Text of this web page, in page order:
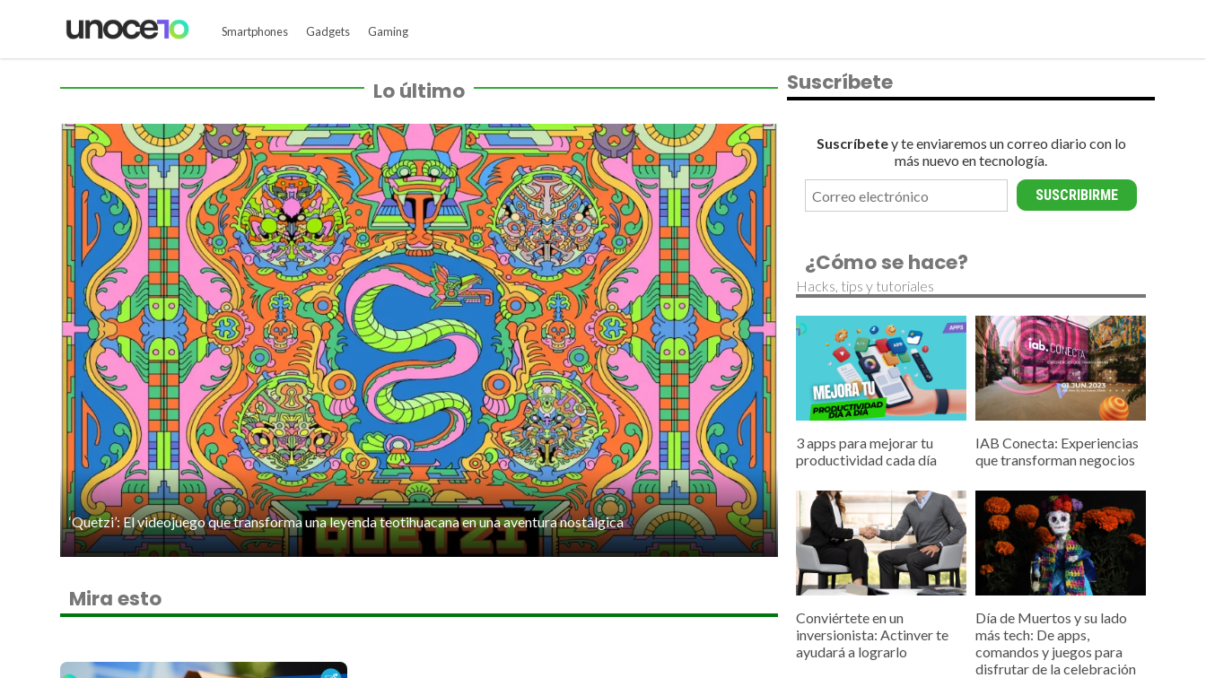
Smartphones Gadgets Gaming
Lo último
‘Quetzi’: El videojuego que transforma una leyenda teotihuacana en una aventura nostálgica
Mira esto
Suscríbete
Suscríbetey te enviaremos un correo diario con lo
más nuevo en tecnología.
¿Cómo se hace?
Hacks, tips y tutoriales
3 apps para mejorar tu
productividad cada día
IAB Conecta: Experiencias
que transforman negocios
Conviértete en un
inversionista: Actinver te
ayudará a lograrlo
Día de Muertos y su lado
más tech: De apps,
comandos y juegos para
disfrutar de la celebración